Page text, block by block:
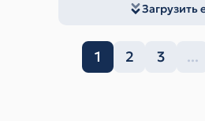
Загрузить
1 2 3 ...